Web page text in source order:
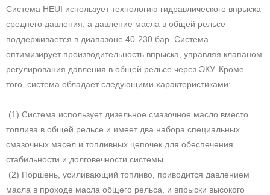
Система HEUI использует технологию гидравлического впрыска
среднего давления, а давление масла в общей рельсе
поддерживается в диапазоне 40-230 бар. Система
оптимизирует производительность впрыска, управляя клапаном
регулирования давления в общей рельсе через ЭКУ. Кроме
того, система обладает следующими характеристиками:
(1) Система использует дизельное смазочное масло вместо
топлива в общей рельсе и имеет два набора специальных
смазочных масел и топливных цепочек для обеспечения
стабильности и долговечности системы.
(2) Поршень, усиливающий топливо, приводится давлением
масла в проходе масла общего рельса, и впрыски высокого